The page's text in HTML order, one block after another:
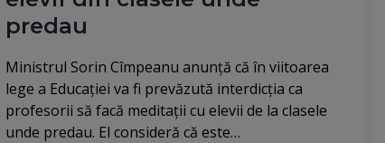
predau
Ministrul Sorin Cîmpeanu anunţă că în viitoarea
lege a Educaţiei va fi prevăzută interdicţia ca
profesorii să facă meditaţii cu elevii de la clasele
unde predau. El consideră că este…